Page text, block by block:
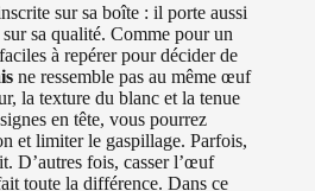
sur sa boîte : il porte aussi
sa qualité. Comme pour un
à repérer pour décider de
ne ressemble pas au même œuf
la texture du blanc et la tenue
en tête, vous pourrez
et limiter le gaspillage. Parfois,
D’autres fois, casser l’œuf
toute la différence. Dans ce